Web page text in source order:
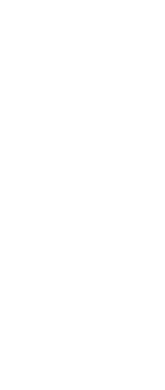
Finalment
participat
de
“El gall
pogut
Menja’t
així que